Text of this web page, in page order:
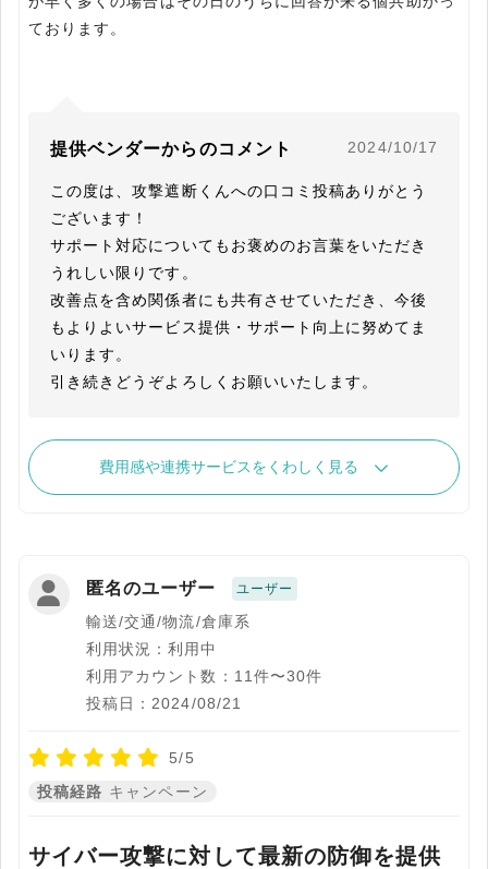
ております。
提供ベンダーからのコメント 2024/10/17
この度は、攻撃遮断くんへの口コミ投稿ありがとう
ございます！
サポート対応についてもお褒めのお言葉をいただき
うれしい限りです。
改善点を含め関係者にも共有させていただき、今後
もよりよいサービス提供・サポート向上に努めてま
いります。
費用感や連携サービスをくわしく見る
匿名のユーザー ユーザー
輸送/交通/物流/倉庫系
利用状況：利用中
利用アカウント数：11件〜30件
投稿日：2024/08/21
5/5
投稿経路 キャンペーン
サイバー攻撃に対して最新の防御を提供